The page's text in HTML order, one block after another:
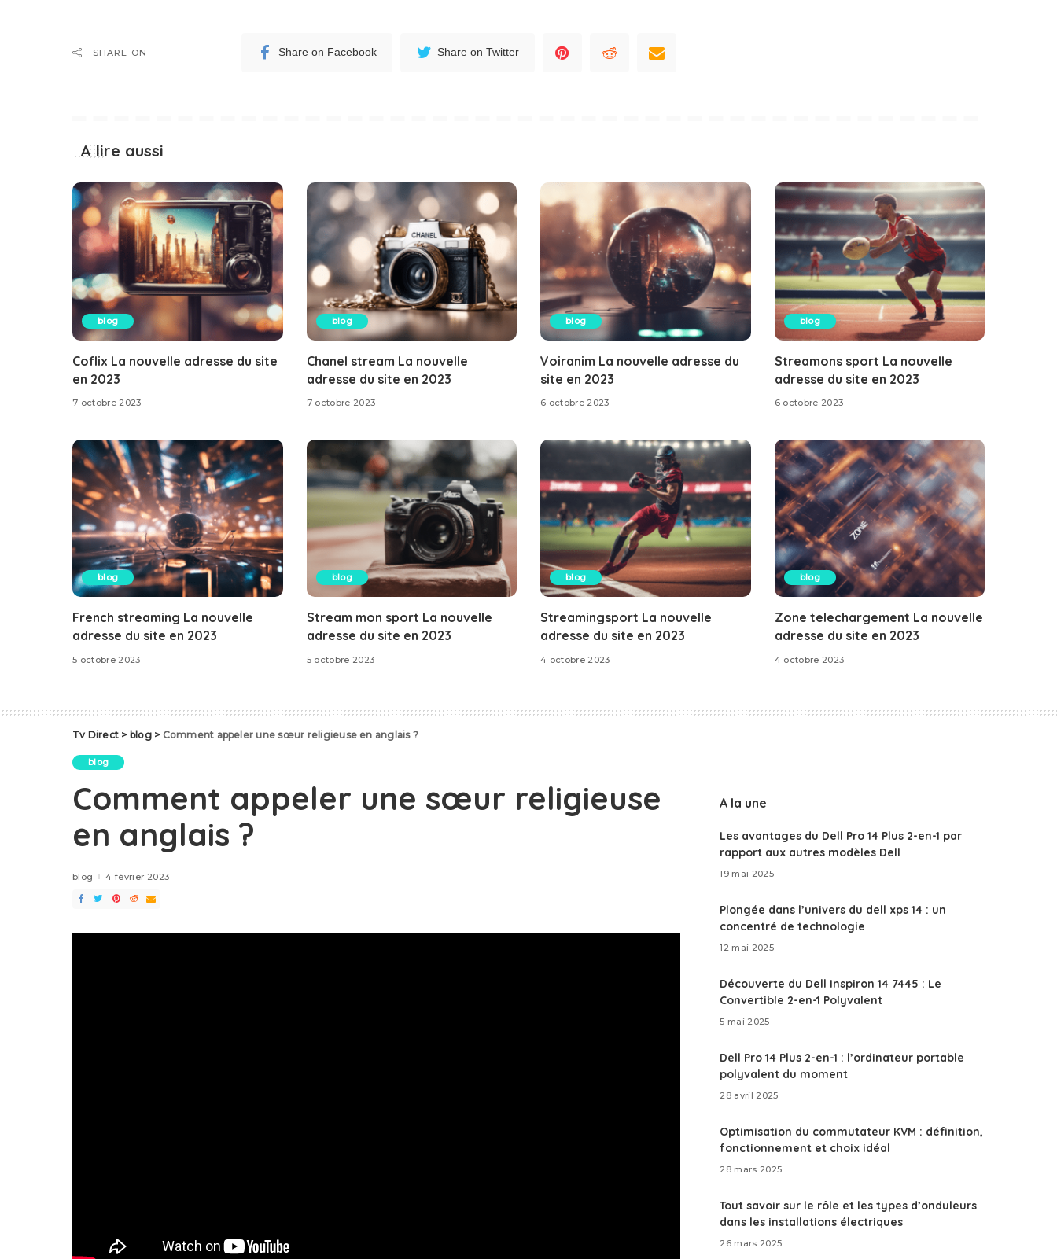
SHARE ON Share on Facebook Share on Twitter
A lire aussi
blog
Coflix La nouvelle adresse du site
en 2023
7 octobre 2023
blog
Chanel stream La nouvelle
adresse du site en 2023
7 octobre 2023
blog
Voiranim La nouvelle adresse du
site en 2023
6 octobre 2023
blog
Streamons sport La nouvelle
adresse du site en 2023
6 octobre 2023
blog
French streaming La nouvelle
adresse du site en 2023
5 octobre 2023
blog
Stream mon sport La nouvelle
adresse du site en 2023
5 octobre 2023
blog
Streamingsport La nouvelle
adresse du site en 2023
4 octobre 2023
blog
Zone telechargement La nouvelle
adresse du site en 2023
4 octobre 2023
Tv Direct > blog> Comment appeler une sœur religieuse en anglais ?
blog
Comment appeler une sœur religieuse
en anglais ?
blog 4 février 2023
A la une
Les avantages du Dell Pro 14 Plus 2-en-1 par
rapport aux autres modèles Dell
19 mai 2025
Plongée dans l’univers du dell xps 14 : un
concentré de technologie
12 mai 2025
Découverte du Dell Inspiron 14 7445 : Le
Convertible 2-en-1 Polyvalent
5 mai 2025
Dell Pro 14 Plus 2-en-1 : l’ordinateur portable
polyvalent du moment
28 avril 2025
Optimisation du commutateur KVM : définition,
fonctionnement et choix idéal
28 mars 2025
Tout savoir sur le rôle et les types d’onduleurs
dans les installations électriques
26 mars 2025